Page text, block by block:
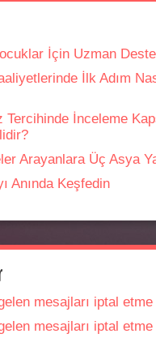
İçin Uzman
İlk Adım
Tercihinde İnceleme
Arayanlara Üç Asya
Anında Keşfedin
mesajları iptal etme
mesajları iptal etme